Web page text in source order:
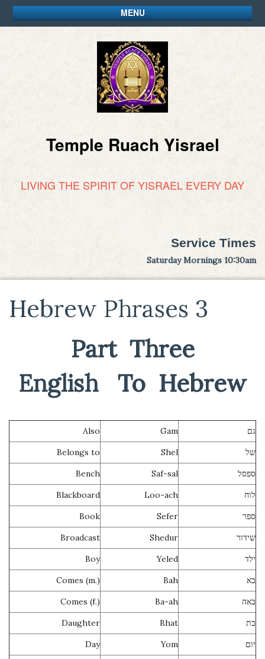
MENU
Temple Ruach Yisrael
LIVING THE SPIRIT OF YISRAEL EVERY DAY
Service Times
Saturday Mornings 10:30am
Hebrew Phrases 3
Part Three
English To Hebrew
Also Gam
גם
Belongs to
Shel
של
Bench
Saf-sal
ספסל
Blackboard
Loo-ach
לוח
Book
Sefer
ספר
Broadcast
Shedur
שידור
Boy
Yeled
ילד
Comes (m.)
Bah
בא
Comes (f.)
Ba-ah
באה
Daughter
Bhat
בת
Day
Yom
יום